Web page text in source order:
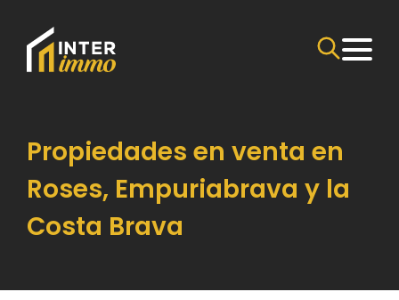
Propiedades en venta en
Roses, Empuriabrava y la
Costa Brava